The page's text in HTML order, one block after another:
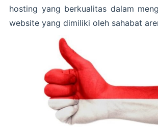
hosting yang berkualitas dalam
website yang dimiliki oleh sahabat